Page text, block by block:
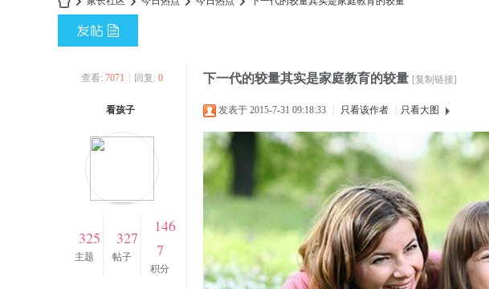
›
查看: 7071 回复: 0 下一代的较量其实是家庭教育的较量 [复制链接]
看孩子
325
主题
327
帖子
146
7
积分
发表于 2015-7-31 09:18:33 只看该作者 只看大图